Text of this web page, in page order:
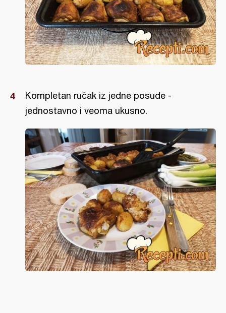
Kompletan ručak iz jedne posude -
jednostavno i veoma ukusno.